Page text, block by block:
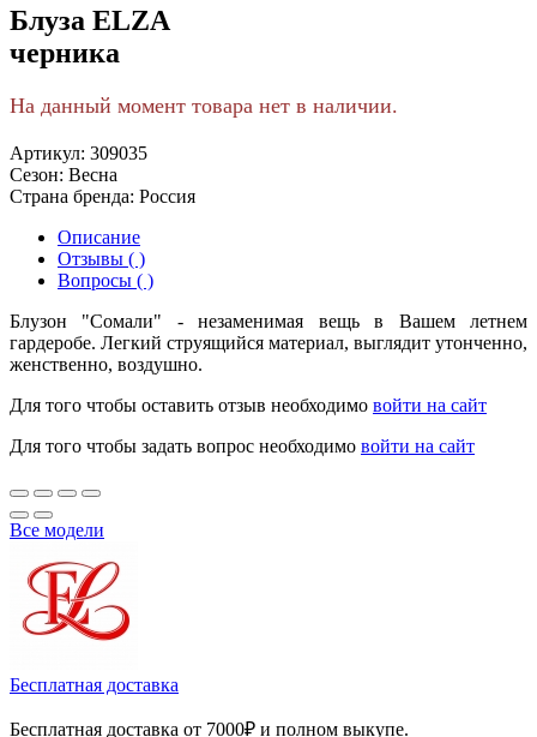
Блуза ELZA
черника
На данный момент товара нет в наличии.
Артикул: 309035
Сезон: Весна
Страна бренда: Россия
Описание
Отзывы ( )
Вопросы ( )
Блузон "Сомали" - незаменимая вещь в Вашем летнем
гардеробе. Легкий струящийся материал, выглядит утонченно,
женственно, воздушно.
Для того чтобы оставить отзыв необходимо войти на сайт
Для того чтобы задать вопрос необходимо войти на сайт
Все модели
Бесплатная доставка
Бесплатная доставка от 7000₽ и полном выкупе.